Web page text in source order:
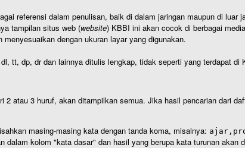
referensi dalam penulisan, baik di dalam jaringan maupun di luar
tampilan situs web (website) KBBI ini akan cocok di berbagai
dengan ukuran layar yang digunakan.
tt, dp, dr dan lainnya ditulis lengkap, tidak seperti yang terdapat di
atau 3 huruf, akan ditampilkan semua. Jika hasil pencarian dari
masing-masing kata dengan tanda koma, misalnya:
kolom "kata dasar" dan hasil yang berupa kata turunan akan